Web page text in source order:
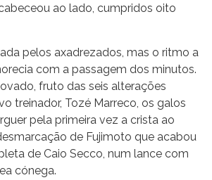
ao lado, cumpridos oito
pelos axadrezados, mas o ritmo a
com a passagem dos minutos.
fruto das seis alterações
treinador, Tozé Marreco, os galos
pela primeira vez a crista ao
de Fujimoto que acabou
de Caio Secco, num lance com
cónega.